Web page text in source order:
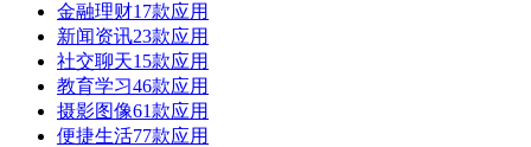
金融理财17款应用
新闻资讯23款应用
社交聊天15款应用
教育学习46款应用
摄影图像61款应用
便捷生活77款应用